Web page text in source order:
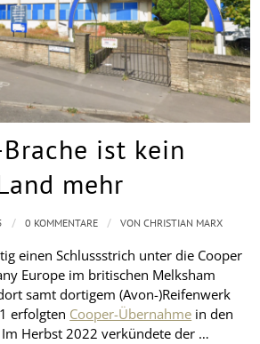
ist kein
mehr
einen Schlussstrich unter die Cooper
Europe im britischen Melksham
samt dortigem (Avon-)Reifenwerk
erfolgten Cooper-Übernahme in den
Herbst 2022 verkündete der …
/ 0 KOMMENTARE / VONCHRISTIAN MARX